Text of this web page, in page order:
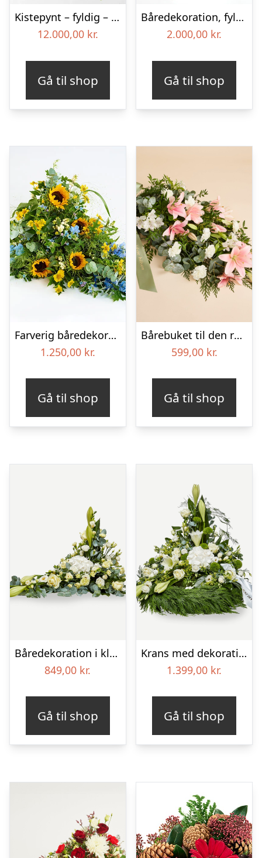
Kistepynt – fyldig – Blomster til begravelse
12.000,00 kr.
Gå til shop
Båredekoration, fyldig – Blomster til begravelse
2.000,00 kr.
Gå til shop
Farverig båredekoration i gul og blå – Blomster til begravelse
1.250,00 kr.
Gå til shop
Bårebuket til den rolige afsked med bånd
599,00 kr.
Gå til shop
Båredekoration i klassisk stil – creme
849,00 kr.
Gå til shop
Krans med dekoration i klassisk stil og bånd creme
1.399,00 kr.
Gå til shop